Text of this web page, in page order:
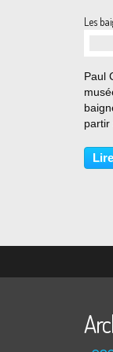
Les
Paul
partir
les
des